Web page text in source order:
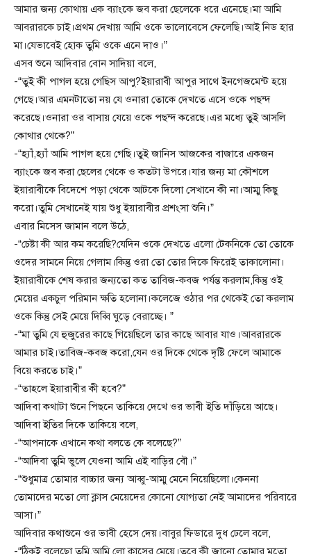
আমার জন্য কোথায় এক ব্যাংকে জব করা ছেলেকে ধরে এনেছে।মা আমি
আবরারকে চাই।প্রথম দেখায় আমি ওকে ভালোবেসে ফেলেছি।আই নিড হার
মা।যেভাবেই হোক তুমি ওকে এনে দাও।”
এসব শুনে আদিবার বোন সাদিয়া বলে,
-“তুই কী পাগল হয়ে গেছিস আপু?ইয়ারাবী আপুর সাথে ইনগেজমেন্ট হয়ে
গেছে।আর এমনটাতো নয় যে ওনারা তোকে দেখতে এসে ওকে পছন্দ
করেছে।ওনারা ওর বাসায় যেয়ে ওকে পছন্দ করেছে।এর মধ্যে তুই আসলি
কোথার থেকে?”
-“হ্যাঁ,হ্যাঁ আমি পাগল হয়ে গেছি।তুই জানিস আজকের বাজারে একজন
ব্যাংকে জব করা ছেলের থেকে ও কতটা উপরে।যার জন্য মা কৌশলে
ইয়ারাবীকে বিদেশে পড়া থেকে আটকে দিলো সেখানে কী না।আম্মু কিছু
করো।তুমি সেখানেই যায় শুধু ইয়ারাবীর প্রশংসা শুনি।”
এবার মিসেস জামান বলে উঠে,
-“চেষ্টা কী আর কম করেছি?যেদিন ওকে দেখতে এলো টেকনিকে তো তোকে
ওদের সামনে নিয়ে গেলাম।কিন্তু ওরা তো তোর দিকে ফিরেই তাকালোনা।
ইয়ারাবীকে শেষ করার জন্যতো কত তাবিজ-কবজ পর্যন্ত করলাম,কিন্তু ওই
মেয়ের একচুল পরিমান ক্ষতি হলোনা।কলেজে ওঠার পর থেকেই তো করলাম
ওকে কিন্তু সেই মেয়ে দিব্বি ঘুড়ে বেরাচ্ছে। ”
-“মা তুমি যে হুজুরের কাছে গিয়েছিলে তার কাছে আবার যাও।আবরারকে
আমার চাই।তাবিজ-কবজ করো,যেন ওর দিকে থেকে দৃষ্টি ফেলে আমাকে
বিয়ে করতে চাই।”
-“তাহলে ইয়ারাবীর কী হবে?”
আদিবা কথাটা শুনে পিছনে তাকিয়ে দেখে ওর ভাবী ইতি দাঁড়িয়ে আছে।
আদিবা ইতির দিকে তাকিয়ে বলে,
-“আপনাকে এখানে কথা বলতে কে বলেছে?”
-“আদিবা তুমি ভুলে যেওনা আমি এই বাড়ির বৌ।”
-“শুধুমাত্র তোমার বাচ্চার জন্য আব্বু-আম্মু মেনে নিয়েছিলো।কেননা
তোমাদের মতো লো ক্লাস মেয়েদের কোনো যোগ্যতা নেই আমাদের পরিবারে
আসা।”
আদিবার কথাশুনে ওর ভাবী হেসে দেয়।বাবুর ফিডারে দুধ ঢেলে বলে,
-“ঠিকই বলেছো তুমি,আমি লো ক্লাসের মেয়ে।তবে কী জানো তোমার মতো